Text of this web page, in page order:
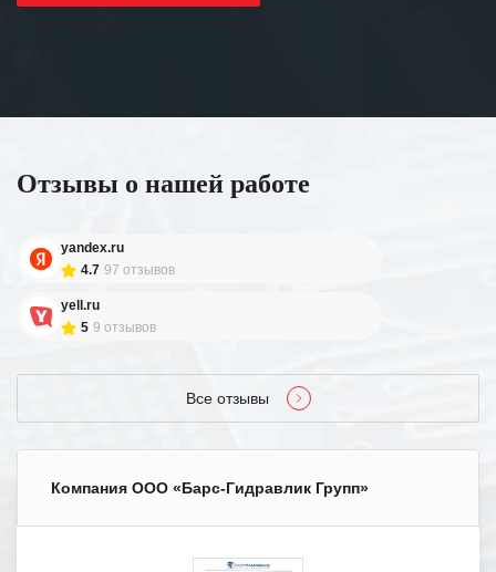
Отзывы о нашей работе
yandex.ru
4.7 97 отзывов
yell.ru
5 9 отзывов
Все отзывы
Компания ООО «Барс-Гидравлик Групп»